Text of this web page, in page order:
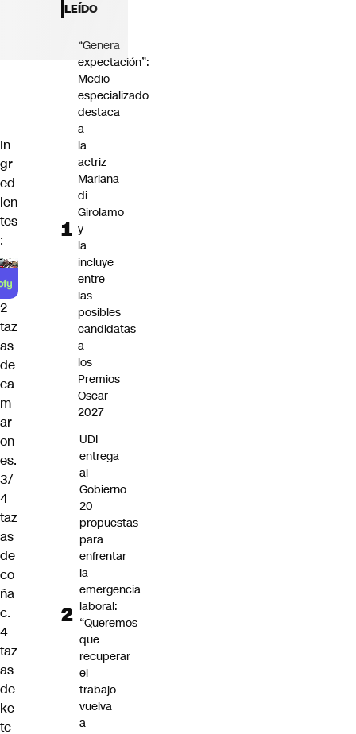
In
gr
ed
ien
tes
:
2
taz
as
de
ca
m
ar
on
es.
3/
4
taz
as
de
co
ña
c.
4
taz
as
de
ke
tc
LEÍDO
“Genera
expectación”:
Medio
especializado
destaca
a
la
actriz
Mariana
di
Girolamo
y
la
incluye
entre
las
posibles
candidatas
a
los
Premios
Oscar
2027
UDI
entrega
al
Gobierno
20
propuestas
para
enfrentar
la
emergencia
laboral:
“Queremos
que
recuperar
el
trabajo
vuelva
a